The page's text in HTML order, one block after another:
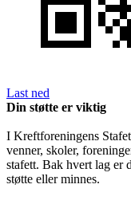
Last ned
Din støtte er viktig
I Kreftforeningens
venner, skoler,
stafett. Bak hvert lag er
støtte eller minnes.